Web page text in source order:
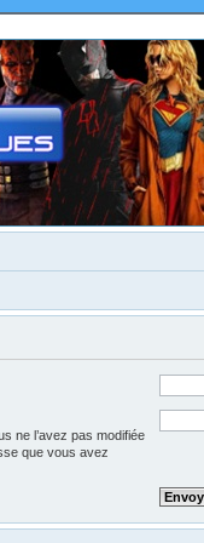
ne l’avez pas modifiée
que vous avez